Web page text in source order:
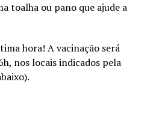
toalha ou pano que ajude a
hora! A vacinação será
nos locais indicados pela